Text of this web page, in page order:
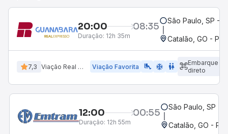
20:00 08:35
Duração: 12h 35m
São Paulo, SP -
Catalão, GO -
7,3 Viação Real Expresso Viação Favorita airline_seat_legroom_extra ac_unit WC
Embarque
direto
12:00 00:55
Duração: 12h 55m
São Paulo, SP -
Catalão, GO -